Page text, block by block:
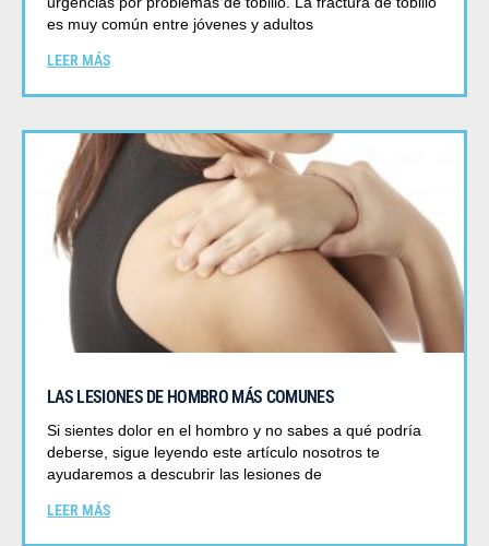
es muy común entre jóvenes y adultos
LEER MÁS
LAS LESIONES DE HOMBRO MÁS COMUNES
Si sientes dolor en el hombro y no sabes a qué podría
deberse, sigue leyendo este artículo nosotros te
ayudaremos a descubrir las lesiones de
LEER MÁS